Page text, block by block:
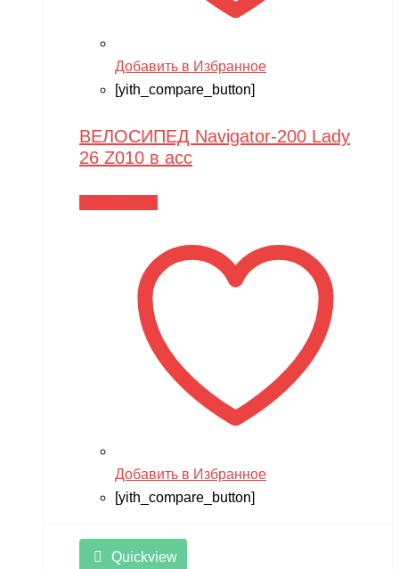
Добавить в Избранное
[yith_compare_button]
ВЕЛОСИПЕД Navigator-200 Lady
26 Z010 в асс
Добавить в Избранное
[yith_compare_button]
Quickview